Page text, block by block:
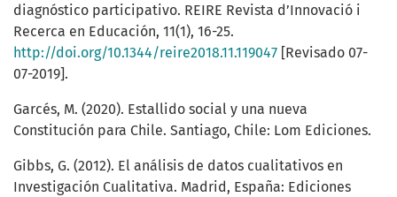
diagnóstico participativo. REIRE Revista d’Innovació i
Recerca en Educación, 11(1), 16-25.
http://doi.org/10.1344/reire2018.11.119047 [Revisado 07-
07-2019].
Garcés, M. (2020). Estallido social y una nueva
Constitución para Chile. Santiago, Chile: Lom Ediciones.
Gibbs, G. (2012). El análisis de datos cualitativos en
Investigación Cualitativa. Madrid, España: Ediciones